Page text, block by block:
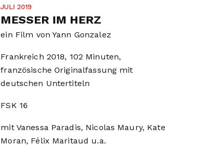
JULI 2019
MESSER IM HERZ
ein Film von Yann Gonzalez
Frankreich 2018, 102 Minuten,
französische Originalfassung mit
deutschen Untertiteln
FSK 16
mit Vanessa Paradis, Nicolas Maury, Kate
Moran, Félix Maritaud u.a.